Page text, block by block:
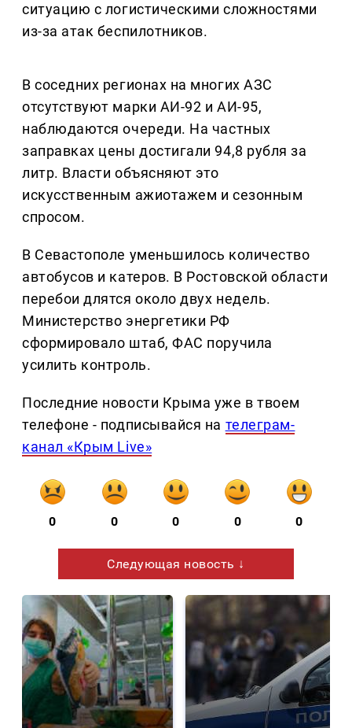
ситуацию с логистическими сложностями
из-за атак беспилотников.
В соседних регионах на многих АЗС
отсутствуют марки АИ-92 и АИ-95,
наблюдаются очереди. На частных
заправках цены достигали 94,8 рубля за
литр. Власти объясняют это
искусственным ажиотажем и сезонным
спросом.
В Севастополе уменьшилось количество
автобусов и катеров. В Ростовской области
перебои длятся около двух недель.
Министерство энергетики РФ
сформировало штаб, ФАС поручила
усилить контроль.
Последние новости Крыма уже в твоем
телефоне - подписывайся на телеграм-
канал «Крым Live»
0 0 0 0 0
Следующая новость ↓